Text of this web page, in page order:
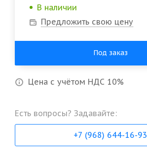
В наличии
Предложить свою цену
Под заказ
Цена с учётом НДС 10%
Есть вопросы? Задавайте:
+7 (968) 644-16-93